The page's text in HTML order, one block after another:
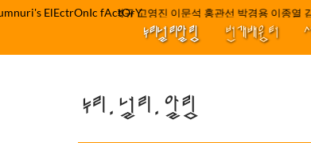
ElEctrOnIc fActOrY
박정관 조명규 고영진 이문석 홍관선 박경용 이종열
누리널리알림 번개배움터
누리.널리.알림